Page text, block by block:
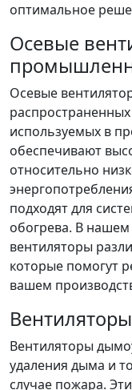
оптимальное
Осевые
Осевые
используемых в
обеспечивают
относительно
подходят для
обогрева. В
вентиляторы
которые помогут
вашем
Вентиляторы
удаления дыма и
случае пожара.